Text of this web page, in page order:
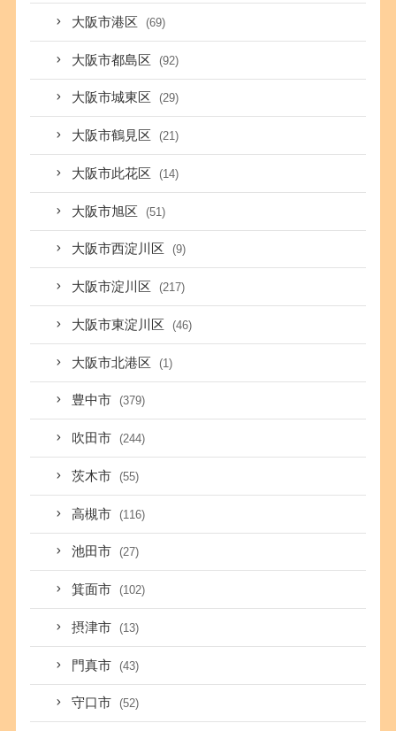
大阪市港区 (69)
大阪市都島区 (92)
大阪市城東区 (29)
大阪市鶴見区 (21)
大阪市此花区 (14)
大阪市旭区 (51)
大阪市西淀川区 (9)
大阪市淀川区 (217)
大阪市東淀川区 (46)
大阪市北港区 (1)
豊中市 (379)
吹田市 (244)
茨木市 (55)
高槻市 (116)
池田市 (27)
箕面市 (102)
摂津市 (13)
門真市 (43)
守口市 (52)